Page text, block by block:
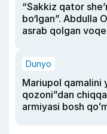
“Sakkiz qator
bo‘lgan”. Abdulla
asrab qolgan
Dunyo
Mariupol qamalini
qozoni”dan
armiyasi bosh